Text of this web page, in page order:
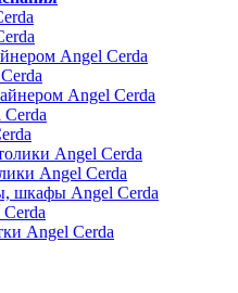
Angel Cerda
Angel Cerda
Angel Cerda
Angel Cerda
шкафы Angel Cerda
Angel Cerda